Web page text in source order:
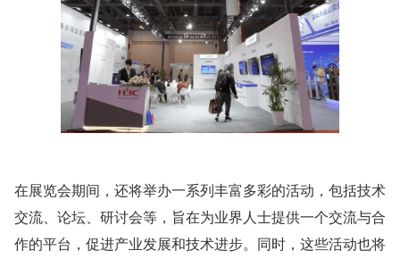
在展览会期间，还将举办一系列丰富多彩的活动，包括技术
交流、论坛、研讨会等，旨在为业界人士提供一个交流与合
作的平台，促进产业发展和技术进步。同时，这些活动也将